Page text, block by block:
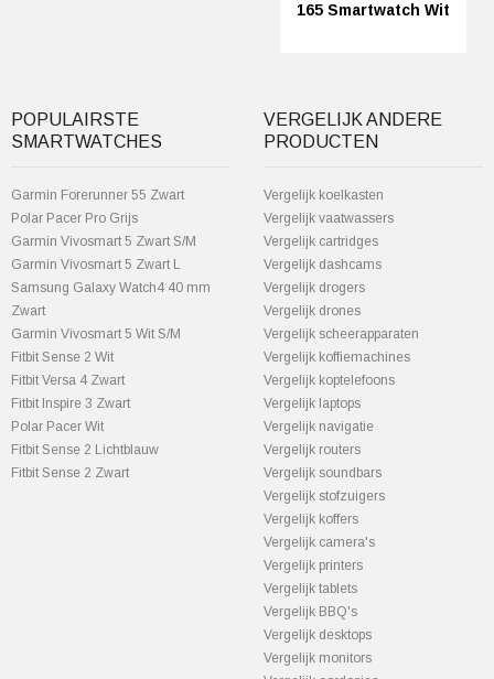
165 Smartwatch Wit
POPULAIRSTE
SMARTWATCHES
Garmin Forerunner 55 Zwart
Polar Pacer Pro Grijs
Garmin Vivosmart 5 Zwart S/M
Garmin Vivosmart 5 Zwart L
Samsung Galaxy Watch4 40 mm
Zwart
Garmin Vivosmart 5 Wit S/M
Fitbit Sense 2 Wit
Fitbit Versa 4 Zwart
Fitbit Inspire 3 Zwart
Polar Pacer Wit
Fitbit Sense 2 Lichtblauw
Fitbit Sense 2 Zwart
VERGELIJK ANDERE
PRODUCTEN
Vergelijk koelkasten
Vergelijk vaatwassers
Vergelijk cartridges
Vergelijk dashcams
Vergelijk drogers
Vergelijk drones
Vergelijk scheerapparaten
Vergelijk koffiemachines
Vergelijk koptelefoons
Vergelijk laptops
Vergelijk navigatie
Vergelijk routers
Vergelijk soundbars
Vergelijk stofzuigers
Vergelijk koffers
Vergelijk camera's
Vergelijk printers
Vergelijk tablets
Vergelijk BBQ's
Vergelijk desktops
Vergelijk monitors